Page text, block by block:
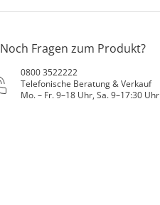
Noch Fragen zum Produkt?
0800 3522222
Telefonische Beratung & Verkauf
Mo. – Fr. 9–18 Uhr, Sa. 9–17:30 Uhr